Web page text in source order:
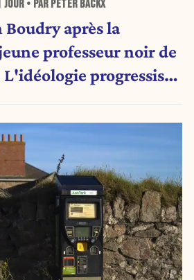
JOUR• PAR PETER BACKX
après la
professeur noir de
progressiste